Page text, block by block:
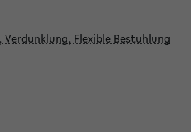
Flexible Bestuhlung